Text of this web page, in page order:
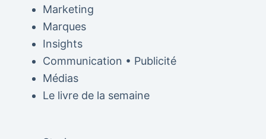
Marketing
Marques
Insights
Communication • Publicité
Médias
Le livre de la semaine